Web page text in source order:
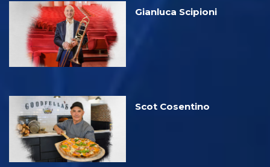
Gianluca Scipioni
Scot Cosentino